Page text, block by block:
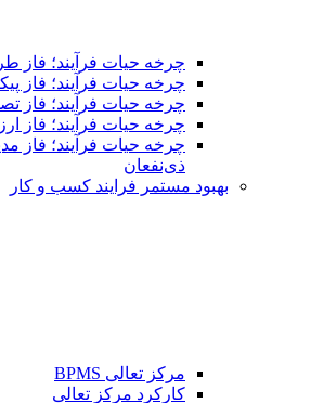
چرخه حیات فرآیند؛ فاز
چرخه حیات فرآیند؛ فاز
چرخه حیات فرآیند؛ فاز
چرخه حیات فرآیند؛ فاز
چرخه حیات فرآیند؛ فاز
ذی‌نفعان
بهبود مستمر فرایند کسب و کار
مرکز تعالی BPMS
کارکرد مرکز تعالی